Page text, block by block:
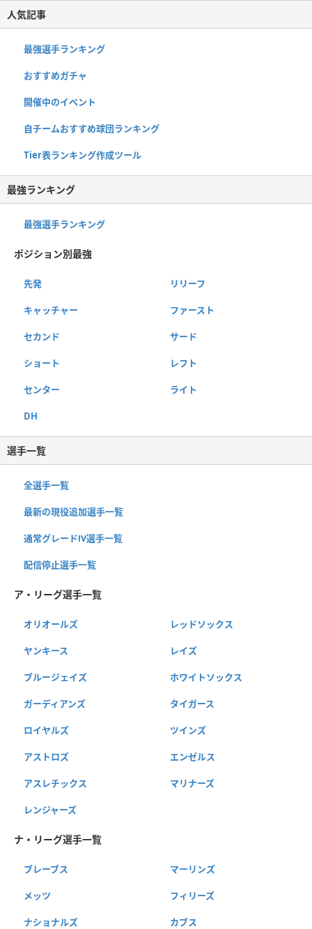
人気記事
最強選手ランキング
おすすめガチャ
開催中のイベント
自チームおすすめ球団ランキング
Tier表ランキング作成ツール
最強ランキング
最強選手ランキング
ポジション別最強
先発 リリーフ
キャッチャー ファースト
セカンド サード
ショート レフト
センター ライト
DH
選手一覧
全選手一覧
最新の現役追加選手一覧
通常グレードⅣ選手一覧
配信停止選手一覧
ア・リーグ選手一覧
オリオールズ レッドソックス
ヤンキース レイズ
ブルージェイズ ホワイトソックス
ガーディアンズ タイガース
ロイヤルズ ツインズ
アストロズ エンゼルス
アスレチックス マリナーズ
レンジャーズ
ナ・リーグ選手一覧
ブレーブス マーリンズ
メッツ フィリーズ
ナショナルズ カブス